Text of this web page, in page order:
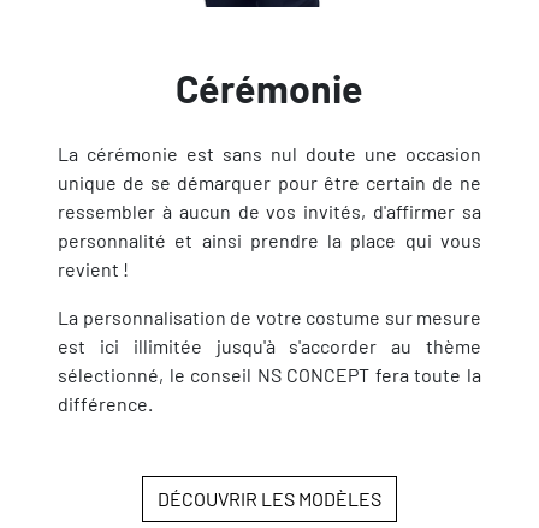
Cérémonie
La cérémonie est sans nul doute une occasion
unique de se démarquer pour être certain de ne
ressembler à aucun de vos invités, d'affirmer sa
personnalité et ainsi prendre la place qui vous
revient !
La personnalisation de votre costume sur mesure
est ici illimitée jusqu'à s'accorder au thème
sélectionné, le conseil NS CONCEPT fera toute la
différence.
DÉCOUVRIR LES MODÈLES